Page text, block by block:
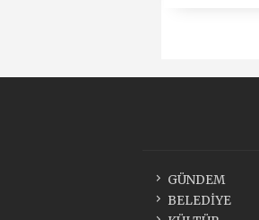
GÜNDEM
BELEDİYE